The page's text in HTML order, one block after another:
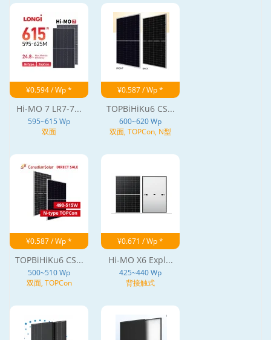
¥0.594 / Wp *
Hi-MO 7 LR7-7...
595~615 Wp
双面
¥0.587 / Wp *
TOPBiHiKu6 CS...
600~620 Wp
双面, TOPCon, N型
¥0.587 / Wp *
TOPBiHiKu6 CS...
500~510 Wp
双面, TOPCon
¥0.671 / Wp *
Hi-MO X6 Expl...
425~440 Wp
背接触式